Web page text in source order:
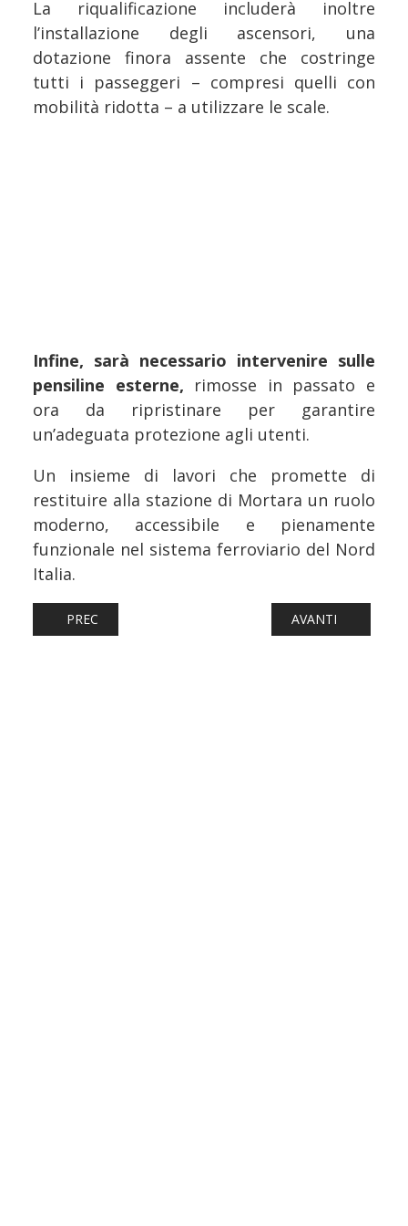
La riqualificazione includerà inoltre
l’installazione degli ascensori, una
dotazione finora assente che costringe
tutti i passeggeri – compresi quelli con
mobilità ridotta – a utilizzare le scale.
Infine, sarà necessario intervenire sulle
pensiline esterne, rimosse in passato e
ora da ripristinare per garantire
un’adeguata protezione agli utenti.
Un insieme di lavori che promette di
restituire alla stazione di Mortara un ruolo
moderno, accessibile e pienamente
funzionale nel sistema ferroviario del Nord
Italia.
ARTICOLO PRECEDENTE: FERROVIE: GALLARATE -
PREC ARTICOLO
AVANTI